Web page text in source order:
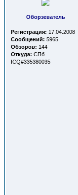
Оборзеватель
Регистрация: 17.04.2008
Сообщений: 5965
Обзоров: 144
Откуда: СПб
ICQ#335380035